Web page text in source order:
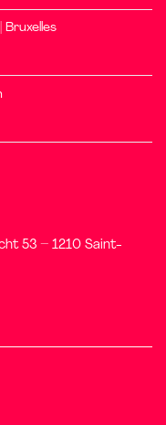
53 – 1210 Saint-